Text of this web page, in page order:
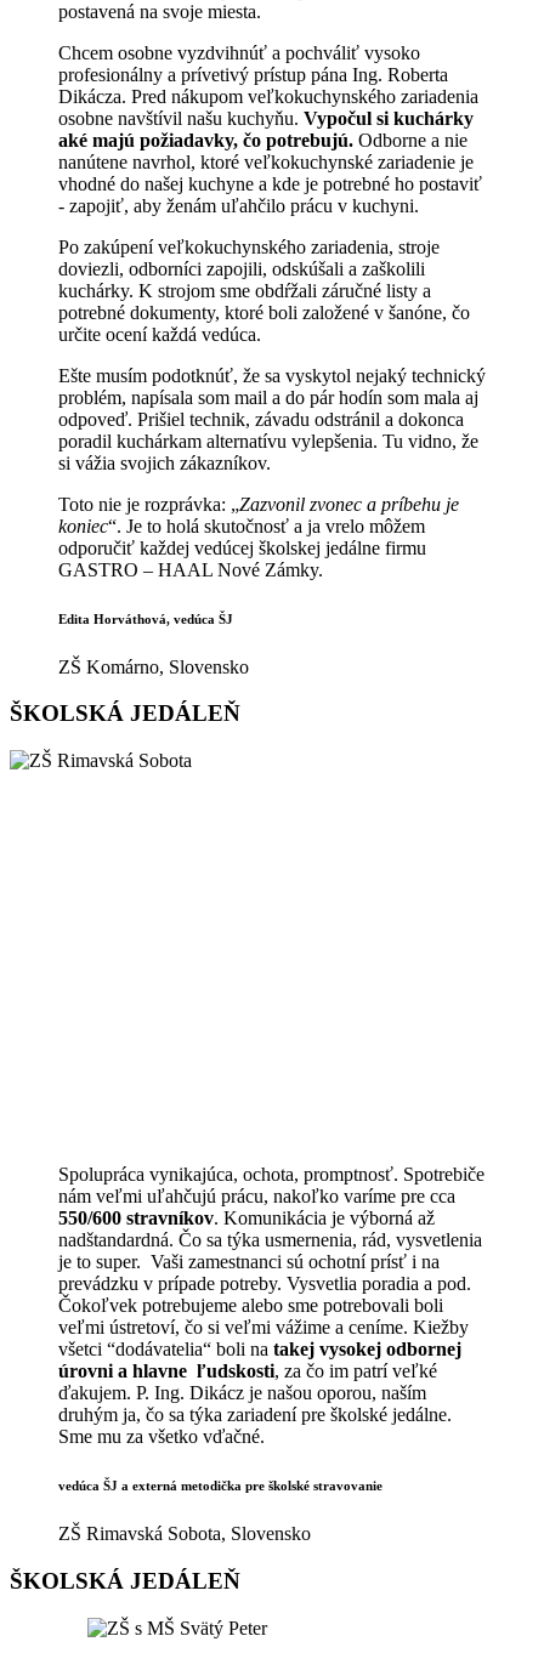
postavená na svoje miesta.
Chcem osobne vyzdvihnúť a pochváliť vysoko
profesionálny a prívetivý prístup pána Ing. Roberta
Dikácza. Pred nákupom veľkokuchynského zariadenia
osobne navštívil našu kuchyňu. Vypočul si kuchárky
aké majú požiadavky, čo potrebujú. Odborne a nie
nanútene navrhol, ktoré veľkokuchynské zariadenie je
vhodné do našej kuchyne a kde je potrebné ho postaviť
- zapojiť, aby ženám uľahčilo prácu v kuchyni.
Po zakúpení veľkokuchynského zariadenia, stroje
doviezli, odborníci zapojili, odskúšali a zaškolili
kuchárky. K strojom sme obdŕžali záručné listy a
potrebné dokumenty, ktoré boli založené v šanóne, čo
určite ocení každá vedúca.
Ešte musím podotknúť, že sa vyskytol nejaký technický
problém, napísala som mail a do pár hodín som mala aj
odpoveď. Prišiel technik, závadu odstránil a dokonca
poradil kuchárkam alternatívu vylepšenia. Tu vidno, že
si vážia svojich zákazníkov.
Toto nie je rozprávka: „Zazvonil zvonec a príbehu je
koniec“. Je to holá skutočnosť a ja vrelo môžem
odporučiť každej vedúcej školskej jedálne firmu
GASTRO – HAAL Nové Zámky.
Edita Horváthová, vedúca ŠJ
ZŠ Komárno, Slovensko
ŠKOLSKÁ JEDÁLEŇ
Spolupráca vynikajúca, ochota, promptnosť. Spotrebiče
nám veľmi uľahčujú prácu, nakoľko varíme pre cca
550/600 stravníkov. Komunikácia je výborná až
nadštandardná. Čo sa týka usmernenia, rád, vysvetlenia
je to super. Vaši zamestnanci sú ochotní prísť i na
prevádzku v prípade potreby. Vysvetlia poradia a pod.
Čokoľvek potrebujeme alebo sme potrebovali boli
veľmi ústretoví, čo si veľmi vážime a ceníme. Kiežby
všetci “dodávatelia“ boli na takej vysokej odbornej
úrovni a hlavne ľudskosti, za čo im patrí veľké
ďakujem. P. Ing. Dikácz je našou oporou, naším
druhým ja, čo sa týka zariadení pre školské jedálne.
Sme mu za všetko vďačné.
vedúca ŠJ a externá metodička pre školské stravovanie
ZŠ Rimavská Sobota, Slovensko
ŠKOLSKÁ JEDÁLEŇ